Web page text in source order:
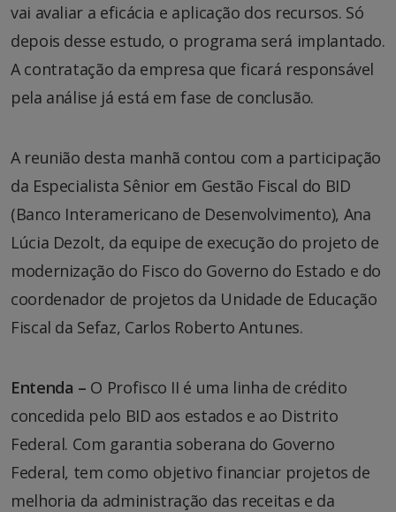
vai avaliar a eficácia e aplicação dos recursos. Só
depois desse estudo, o programa será implantado.
A contratação da empresa que ficará responsável
pela análise já está em fase de conclusão.
A reunião desta manhã contou com a participação
da Especialista Sênior em Gestão Fiscal do BID
(Banco Interamericano de Desenvolvimento), Ana
Lúcia Dezolt, da equipe de execução do projeto de
modernização do Fisco do Governo do Estado e do
coordenador de projetos da Unidade de Educação
Fiscal da Sefaz, Carlos Roberto Antunes.
Entenda – O Profisco II é uma linha de crédito
concedida pelo BID aos estados e ao Distrito
Federal. Com garantia soberana do Governo
Federal, tem como objetivo financiar projetos de
melhoria da administração das receitas e da